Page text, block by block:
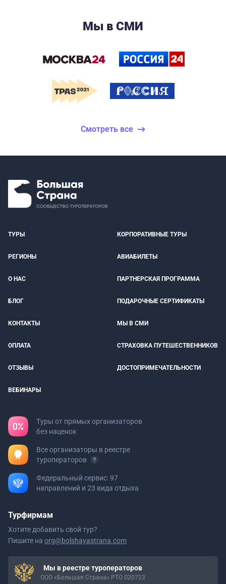
Мы в СМИ
Смотреть все
ТУРЫ КОРПОРАТИВНЫЕ ТУРЫ
РЕГИОНЫ АВИАБИЛЕТЫ
О НАС ПАРТНЕРСКАЯ ПРОГРАММА
БЛОГ ПОДАРОЧНЫЕ СЕРТИФИКАТЫ
КОНТАКТЫ МЫ В СМИ
ОПЛАТА СТРАХОВКА ПУТЕШЕСТВЕННИКОВ
ОТЗЫВЫ ДОСТОПРИМЕЧАТЕЛЬНОСТИ
ВЕБИНАРЫ
Туры от прямых организаторов
без наценок
Все организаторы в реестре
туроператоров
Федеральный сервис: 97
направлений и 23 вида отдыха
Турфирмам
Хотите добавить свой тур?
Пишите на org@bolshayastrana.com
Мы в реестре туроператоров
ООО «Большая Страна» РТО 020723